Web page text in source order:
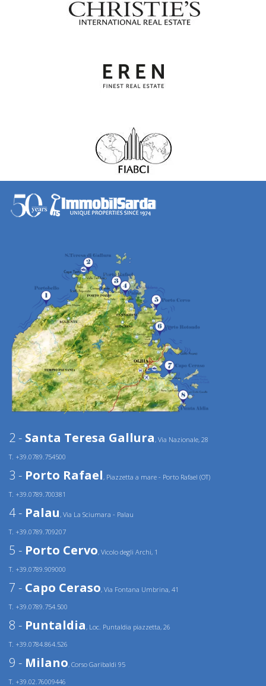
2 - Santa Teresa Gallura, Via Nazionale, 28
T. +39.0789.754500
3 - Porto Rafael, Piazzetta a mare - Porto Rafael (OT)
T. +39.0789.700381
4 - Palau, Via La Sciumara - Palau
T. +39.0789.709207
5 - Porto Cervo, Vicolo degli Archi, 1
T. +39.0789.909000
7 - Capo Ceraso, Via Fontana Umbrina, 41
T. +39.0789.754.500
8 - Puntaldia, Loc. Puntaldia piazzetta, 26
T. +39.0784.864.526
9 - Milano, Corso Garibaldi 95
T. +39.02.76009446